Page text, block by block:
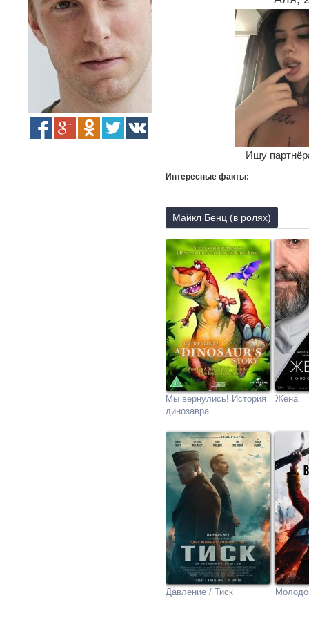
Ищу
Интересные факты:
Майкл Бенц (в ролях)
Мы вернулись! История
динозавра
Жена
Давление / Тиск